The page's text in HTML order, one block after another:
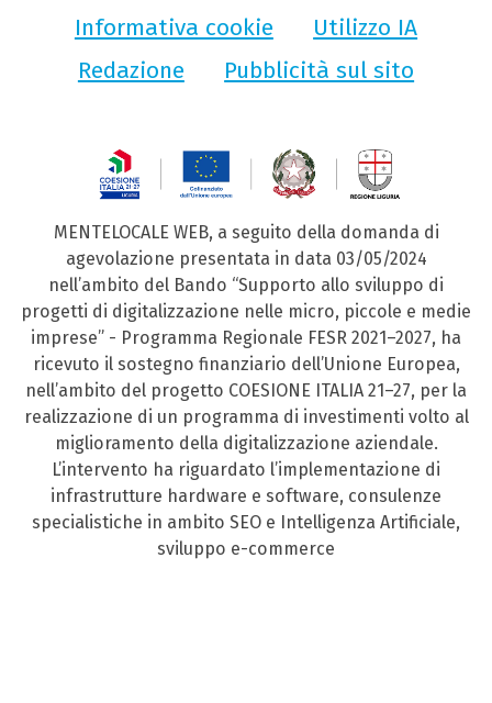
Informativa cookie
Utilizzo IA
Redazione
Pubblicità sul sito
MENTELOCALE WEB, a seguito della domanda di
agevolazione presentata in data 03/05/2024
nell’ambito del Bando “Supporto allo sviluppo di
progetti di digitalizzazione nelle micro, piccole e medie
imprese” - Programma Regionale FESR 2021–2027, ha
ricevuto il sostegno finanziario dell’Unione Europea,
nell’ambito del progetto COESIONE ITALIA 21–27, per la
realizzazione di un programma di investimenti volto al
miglioramento della digitalizzazione aziendale.
L’intervento ha riguardato l’implementazione di
infrastrutture hardware e software, consulenze
specialistiche in ambito SEO e Intelligenza Artificiale,
sviluppo e-commerce